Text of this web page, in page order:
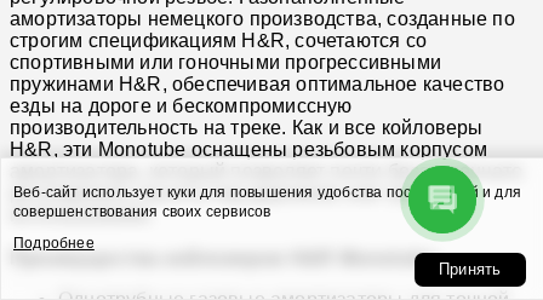
амортизаторы немецкого производства, созданные по
строгим спецификациям H&R, сочетаются со
спортивными или гоночными прогрессивными
пружинами H&R, обеспечивая оптимальное качество
езды на дороге и бескомпромиссную
производительность на треке. Как и все койловеры
H&R, эти Monotube оснащены резьбовым корпусом
амортизатора, который позволяет почти бесступенчато
регулировать высоту под дорожное или трековое
использование.
Преимущества койловеров H&R Monotube:
Веб-сайт использует куки для повышения удобства посетителей и для
совершенствования своих сервисов
Подробнее
Принять